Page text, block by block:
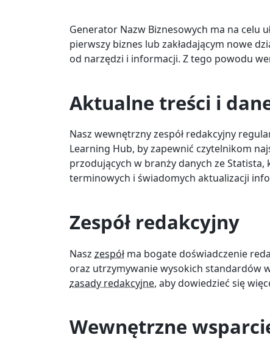
Generator Nazw Biznesowych ma na celu
pierwszy biznes lub zakładającym nowe
od narzędzi i informacji. Z tego powodu
Aktualne treści i
Nasz wewnętrzny zespół redakcyjny
Learning Hub, by zapewnić czytelnikom
przodujących w branży danych ze
terminowych i świadomych aktualizacji
Zespół redakcyjny
Nasz zespół ma bogate doświadczenie
oraz utrzymywanie wysokich standardów
zasady redakcyjne, aby dowiedzieć się
Wewnętrzne